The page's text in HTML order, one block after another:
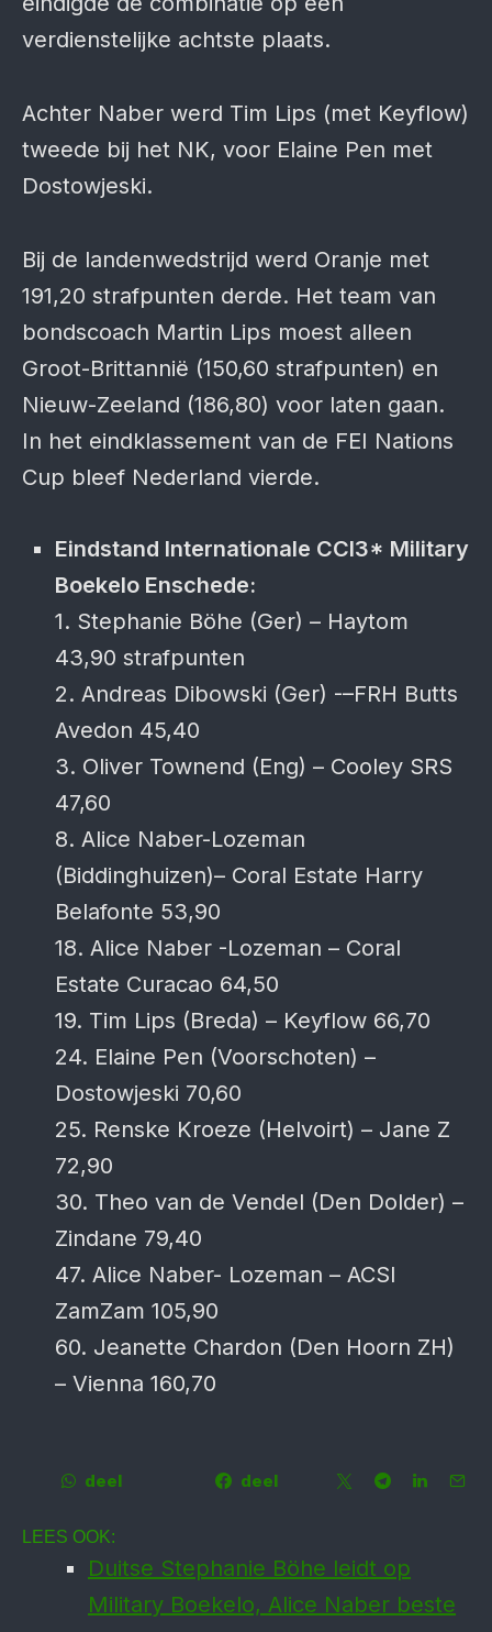
verdienstelijke achtste plaats.
Achter Naber werd Tim Lips (met Keyflow)
tweede bij het NK, voor Elaine Pen met
Dostowjeski.
Bij de landenwedstrijd werd Oranje met
191,20 strafpunten derde. Het team van
bondscoach Martin Lips moest alleen
Groot-Brittannië (150,60 strafpunten) en
Nieuw-Zeeland (186,80) voor laten gaan.
In het eindklassement van de FEI Nations
Cup bleef Nederland vierde.
Eindstand Internationale CCI3* Military
Boekelo Enschede:
1. Stephanie Böhe (Ger) – Haytom
43,90 strafpunten
2. Andreas Dibowski (Ger) -–FRH Butts
Avedon 45,40
3. Oliver Townend (Eng) – Cooley SRS
47,60
8. Alice Naber-Lozeman
(Biddinghuizen)– Coral Estate Harry
Belafonte 53,90
18. Alice Naber -Lozeman – Coral
Estate Curacao 64,50
19. Tim Lips (Breda) – Keyflow 66,70
24. Elaine Pen (Voorschoten) –
Dostowjeski 70,60
25. Renske Kroeze (Helvoirt) – Jane Z
72,90
30. Theo van de Vendel (Den Dolder) –
Zindane 79,40
47. Alice Naber- Lozeman – ACSI
ZamZam 105,90
60. Jeanette Chardon (Den Hoorn ZH)
– Vienna 160,70
deel deel
LEES OOK:
Duitse Stephanie Böhe leidt op
Military Boekelo, Alice Naber beste